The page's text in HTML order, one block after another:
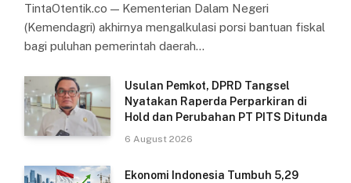
TintaOtentik.co — Kementerian Dalam Negeri
(Kemendagri) akhirnya mengalkulasi porsi bantuan fiskal
bagi puluhan pemerintah daerah…
Usulan Pemkot, DPRD Tangsel
Nyatakan Raperda Perparkiran di
Hold dan Perubahan PT PITS Ditunda
6 August 2026
Ekonomi Indonesia Tumbuh 5,29